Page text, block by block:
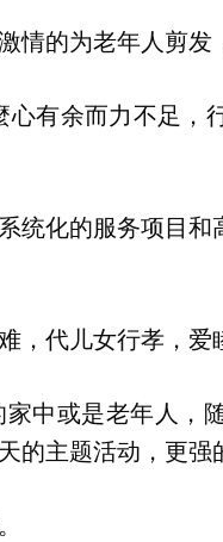
情的为老年人剪发
有余而力不足，
统化的服务项目
，代儿女行孝，爱
中或是老年人，
的主题活动，更强